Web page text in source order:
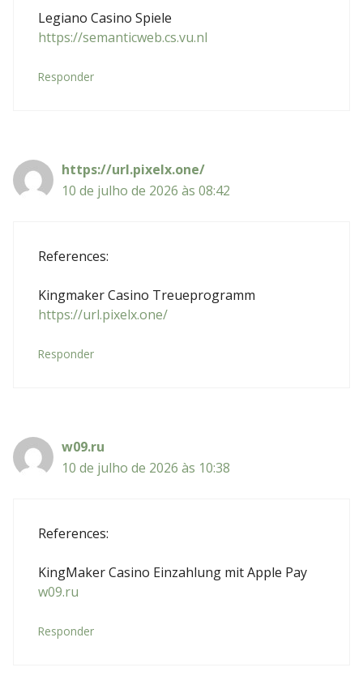
Legiano Casino Spiele
https://semanticweb.cs.vu.nl
Responder
https://url.pixelx.one/
10 de julho de 2026 às 08:42
References:
Kingmaker Casino Treueprogramm
https://url.pixelx.one/
Responder
w09.ru
10 de julho de 2026 às 10:38
References:
KingMaker Casino Einzahlung mit Apple Pay
w09.ru
Responder